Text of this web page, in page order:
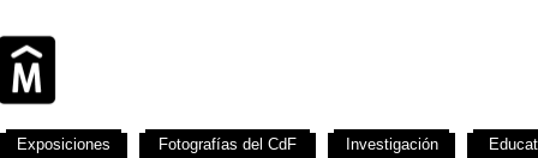
Exposiciones Fotografías del CdF Investigación